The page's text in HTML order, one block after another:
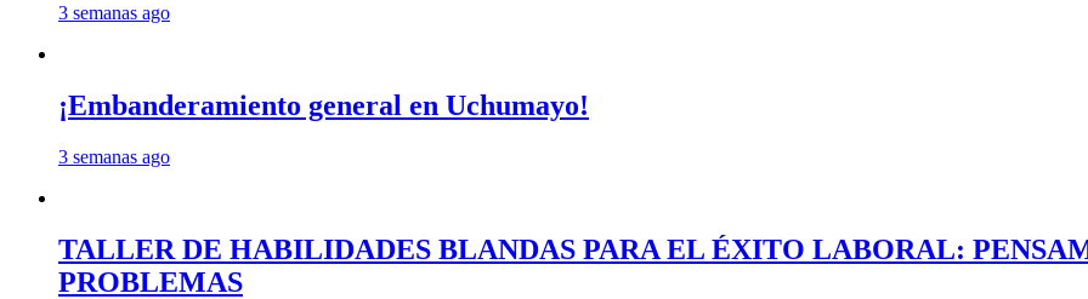
3 semanas ago
¡Embanderamiento general en Uchumayo!
3 semanas ago
TALLER DE HABILIDADES BLANDAS PARA EL ÉXITO LABORAL:
PROBLEMAS